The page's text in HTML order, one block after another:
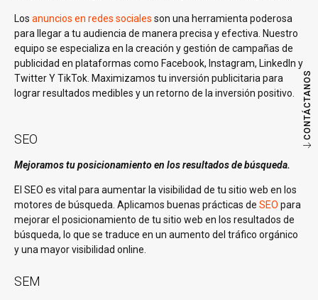
CONTÁCTANOS
Los anuncios en redes sociales son una herramienta poderosa
para llegar a tu audiencia de manera precisa y efectiva. Nuestro
equipo se especializa en la creación y gestión de campañas de
publicidad en plataformas como Facebook, Instagram, LinkedIn y
Twitter Y TikTok. Maximizamos tu inversión publicitaria para
lograr resultados medibles y un retorno de la inversión positivo.
SEO
Mejoramos tu posicionamiento en los resultados de búsqueda.
El SEO es vital para aumentar la visibilidad de tu sitio web en los
motores de búsqueda. Aplicamos buenas prácticas de SEO para
mejorar el posicionamiento de tu sitio web en los resultados de
búsqueda, lo que se traduce en un aumento del tráfico orgánico
y una mayor visibilidad online.
SEM